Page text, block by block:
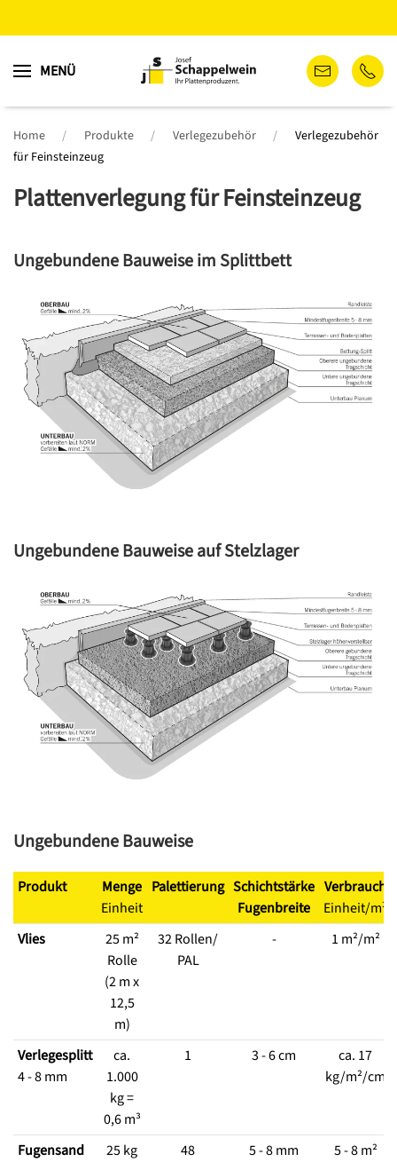
Hauptinhalt
MENÜ
Home Produkte Verlegezubehör
Verlegezubehör
für Feinsteinzeug
Plattenverlegung für Feinsteinzeug
Ungebundene Bauweise im Splittbett
Ungebundene Bauweise auf Stelzlager
Ungebundene Bauweise
Produkt
Menge
Einheit
Palettierung Schichtstärke
Fugenbreite
Verbrauch
Einheit/m²
Vlies
25 m²
Rolle
(2 m x
12,5
m)
32 Rollen/
PAL
- 1 m²/m²
Verlegesplitt
4 - 8 mm
ca.
1.000
kg =
0,6 m³
1 3 - 6 cm
ca. 17
kg/m²/cm
Fugensand
25 kg 48 5 - 8 mm 5 - 8 m²